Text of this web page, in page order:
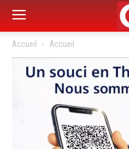
Accueil Accueil